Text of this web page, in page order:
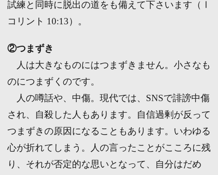
試練と同時に脱出の道をも備えて下さいます（Ⅰ
コリント 10:13）。
②つまずき
人は大きなものにはつまずきません。小さなも
のにつまずくのです。
人の噂話や、中傷。現代では、SNSで誹謗中傷
され、自殺した人もあります。自信過剰が反って
つまずきの原因になることもあります。いわゆる
心が折れてしまう。人の言ったことがこころに残
り、それが否定的な思いとなって、自分はだめ